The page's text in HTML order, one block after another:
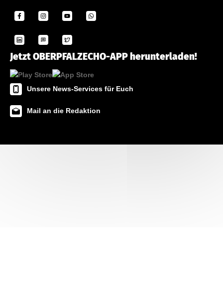
Jetzt OBERPFALZECHO-APP herunterladen!
Unsere News-Services für Euch
Mail an die Redaktion